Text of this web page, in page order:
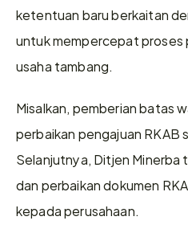
ketentuan baru berkaitan
untuk mempercepat proses
usaha tambang.
Misalkan, pemberian batas
perbaikan pengajuan RKAB
Selanjutnya, Ditjen Minerba
dan perbaikan dokumen
kepada perusahaan.